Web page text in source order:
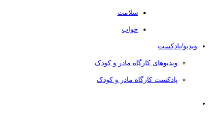
سلامت
خواب
ویدیو/پادکست
ویدیوهای کارگاه مادر و کودک
پادکست کارگاه مادر و کودک